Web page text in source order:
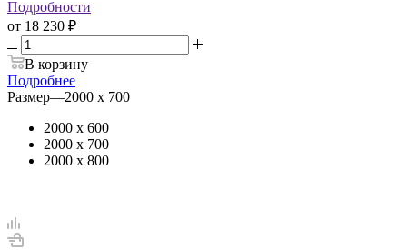
Подробности
от 18 230 ₽
В корзину
Подробнее
Размер—2000 х 700
2000 х 600
2000 х 700
2000 х 800